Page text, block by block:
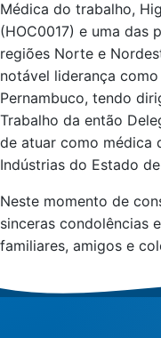
Médica do trabalho,
(HOC0017) e uma das
regiões Norte e
notável liderança
Pernambuco, tendo
Trabalho da então
de atuar como médica
Indústrias do Estado
Neste momento de
sinceras condolências
familiares, amigos e